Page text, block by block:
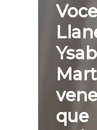
que